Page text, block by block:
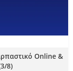
Online &
8)